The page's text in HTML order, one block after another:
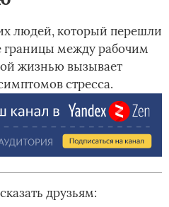
людей, который перешли
границы между рабочим
жизнью вызывает
стресса.
друзьям: